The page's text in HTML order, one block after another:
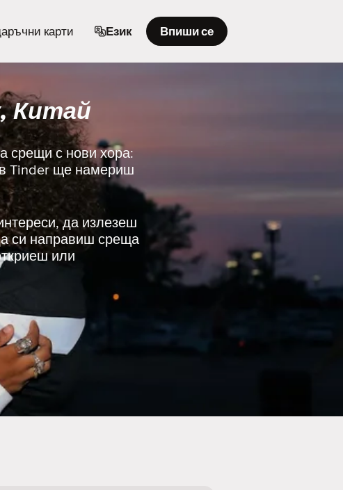
карти Език Впиши се
Китай
срещи с нови хора:
Tinder ще намериш
да излезеш
си направиш среща
или